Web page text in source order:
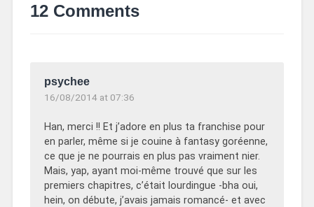
12 Comments
psychee
16/08/2014 at 07:36
Han, merci !! Et j’adore en plus ta franchise pour
en parler, même si je couine à fantasy goréenne,
ce que je ne pourrais en plus pas vraiment nier.
Mais, yap, ayant moi-même trouvé que sur les
premiers chapitres, c’était lourdingue -bha oui,
hein, on débute, j’avais jamais romancé- et avec